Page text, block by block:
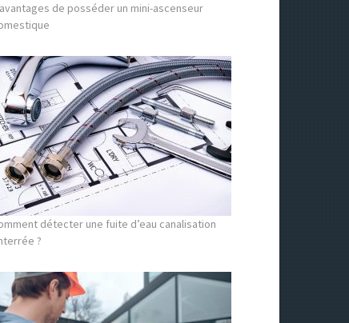
de posséder un mini-ascenseur
détecter une fuite d’eau canalisation
?